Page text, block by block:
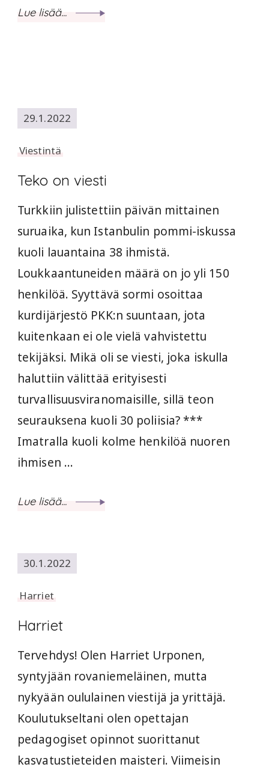
Lue lisää...
29.1.2022
Viestintä
Teko on viesti
Turkkiin julistettiin päivän mittainen
suruaika, kun Istanbulin pommi-iskussa
kuoli lauantaina 38 ihmistä.
Loukkaantuneiden määrä on jo yli 150
henkilöä. Syyttävä sormi osoittaa
kurdijärjestö PKK:n suuntaan, jota
kuitenkaan ei ole vielä vahvistettu
tekijäksi. Mikä oli se viesti, joka iskulla
haluttiin välittää erityisesti
turvallisuusviranomaisille, sillä teon
seurauksena kuoli 30 poliisia? ***
Imatralla kuoli kolme henkilöä nuoren
ihmisen …
Lue lisää...
30.1.2022
Harriet
Harriet
Tervehdys! Olen Harriet Urponen,
syntyjään rovaniemeläinen, mutta
nykyään oululainen viestijä ja yrittäjä.
Koulutukseltani olen opettajan
pedagogiset opinnot suorittanut
kasvatustieteiden maisteri. Viimeisin